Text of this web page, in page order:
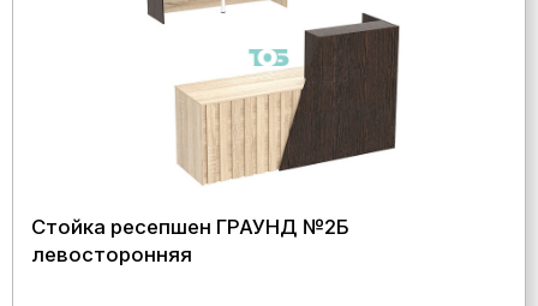
Стойка ресепшен ГРАУНД №2Б
левосторонняя